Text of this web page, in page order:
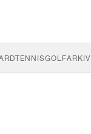
TENNISGOLFARKIV